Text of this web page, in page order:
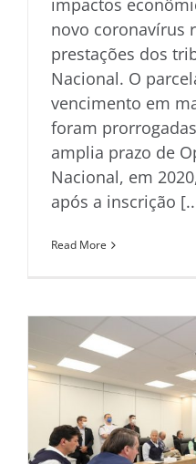
impactos
novo coronavírus
prestações dos
Nacional. O
vencimento em
foram
amplia prazo de
Nacional, em
após a inscrição
Read More